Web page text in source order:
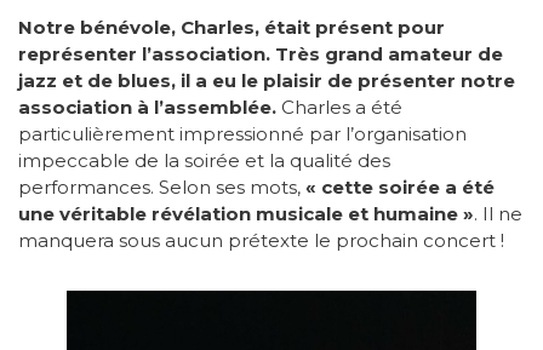
Notre bénévole, Charles, était présent pour
représenter l’association. Très grand amateur de
jazz et de blues, il a eu le plaisir de présenter notre
association à l’assemblée. Charles a été
particulièrement impressionné par l’organisation
impeccable de la soirée et la qualité des
performances. Selon ses mots, « cette soirée a été
une véritable révélation musicale et humaine ». Il ne
manquera sous aucun prétexte le prochain concert !